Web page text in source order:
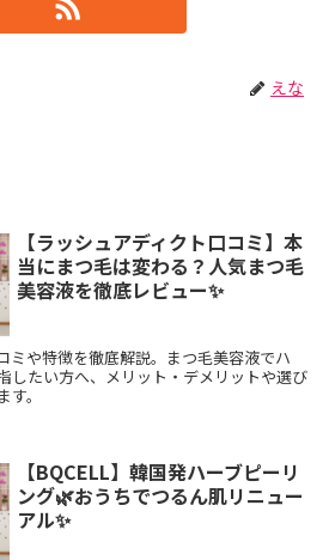
えな
【ラッシュアディクト口コミ】本
当にまつ毛は変わる？人気まつ毛
美容液を徹底レビュー✨
ミや特徴を徹底解説。まつ毛美容液でハ
したい方へ、メリット・デメリットや選び
。
【BQCELL】韓国発ハーブピーリ
ング🌿おうちでつるん肌リニュー
アル✨